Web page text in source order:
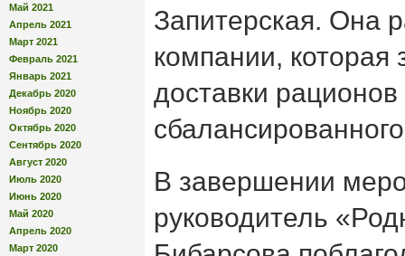
Май 2021
Апрель 2021
Март 2021
Февраль 2021
Январь 2021
Декабрь 2020
Ноябрь 2020
Октябрь 2020
Сентябрь 2020
Август 2020
Июль 2020
Июнь 2020
Май 2020
Апрель 2020
Март 2020
Запитерская. Она
компании, которая
доставки
В завершении
руководитель